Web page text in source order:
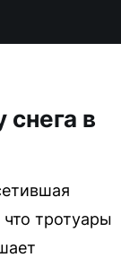
снега в
что тротуары